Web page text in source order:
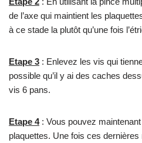
de l’axe qui maintient les
à ce stade la plutôt qu’une fois
Etape 3 : Enlevez les vis qui
possible qu’il y ai des caches
vis 6 pans.
Etape 4: Vous pouvez
plaquettes. Une fois ces